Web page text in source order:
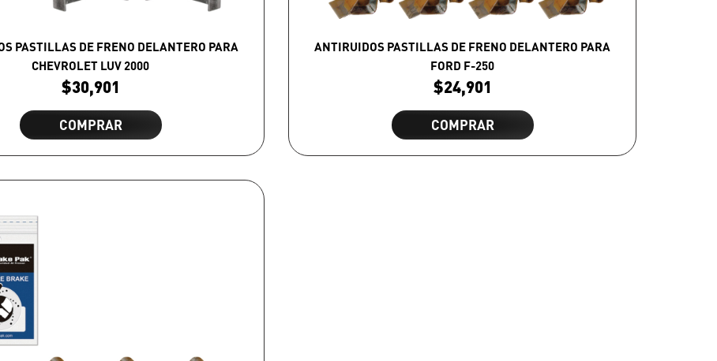
PASTILLAS DE FRENO DELANTERO PARA
CHEVROLET LUV 2000
$30,901
COMPRAR
ANTIRUIDOS PASTILLAS DE FRENO DELANTERO PARA
FORD F-250
$24,901
COMPRAR